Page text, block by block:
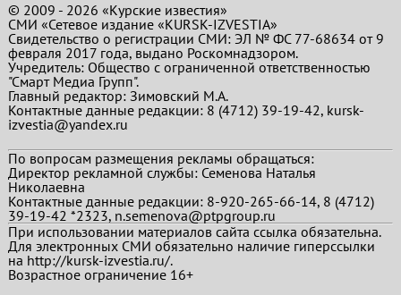
© 2009 - 2026 «Курские известия»
СМИ «Сетевое издание «KURSK-IZVESTIA»
Свидетельство о регистрации СМИ: ЭЛ № ФС 77-68634 от 9
февраля 2017 года, выдано Роскомнадзором.
Учредитель: Общество с ограниченной ответственностью
"Смарт Медиа Групп".
Главный редактор:Зимовский М.А.
Контактные данные редакции: 8 (4712) 39-19-42, kursk-
izvestia@yandex.ru
По вопросам размещения рекламы обращаться:
Директор рекламной службы: Семенова Наталья
Николаевна
Контактные данные редакции: 8-920-265-66-14, 8 (4712)
39-19-42 *2323, n.semenova@ptpgroup.ru
При использовании материалов сайта ссылка обязательна.
Для электронных СМИ обязательно наличие гиперссылки
на http://kursk-izvestia.ru/.
Возрастное ограничение 16+